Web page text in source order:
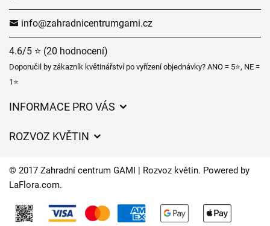
info@zahradnicentrumgami.cz
4.6/5 ⭐ (20 hodnocení)
Doporučil by zákazník květinářství po vyřízení objednávky? ANO = 5⭐, NE =
1⭐
INFORMACE PRO VÁS
Často kladené dotazy
O nás
Časy doručení květin – přehled možností
ROZVOZ KVĚTIN
Kam doručujeme květiny
Kontakt
© 2017 Zahradní centrum GAMI | Rozvoz květin. Powered by
LaFlora.com.